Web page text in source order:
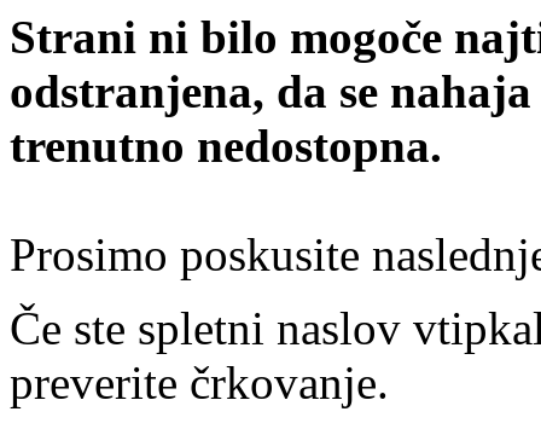
Strani ni bilo mogoče
odstranjena, da se
trenutno nedostopna.
Prosimo poskusite
Če ste spletni naslov
preverite črkovanje.